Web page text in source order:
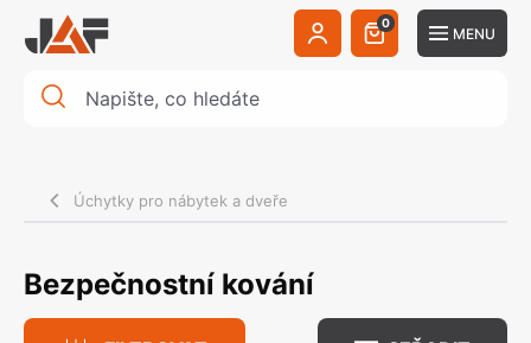
0
MENU
Úchytky pro nábytek a dveře
Bezpečnostní kování